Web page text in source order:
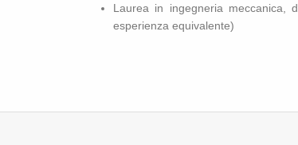
Lau­rea in in­ge­gne­ria mec­ca­ni­ca,
espe­rien­za equi­va­len­te)